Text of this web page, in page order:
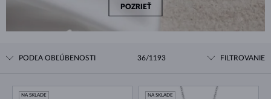
POZRIEŤ
PODĽA OBĽÚBENOSTI 36/1193 FILTROVANIE
NA SKLADE NA SKLADE